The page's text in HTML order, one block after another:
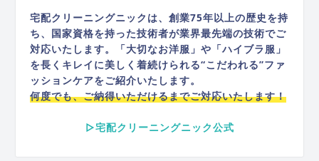
宅配クリーニングニックは、創業75年以上の歴史を持
ち、国家資格を持った技術者が業界最先端の技術でご
対応いたします。「大切なお洋服」や「ハイブラ服」
を長くキレイに美しく着続けられる“こだわれる”ファ
ッションケアをご紹介いたします。
何度でも、ご納得いただけるまでご対応いたします！
▷宅配クリーニングニック公式